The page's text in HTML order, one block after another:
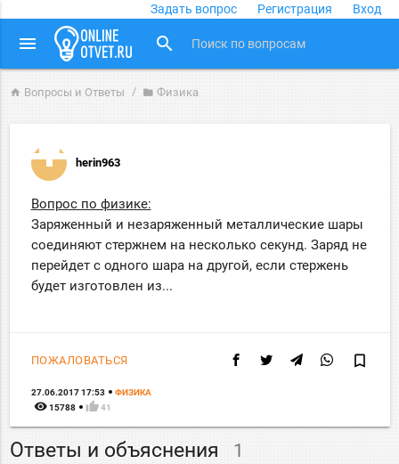
Задать вопрос Регистрация Вход
menu search
home Вопросы и Ответы folder Физика
herin963
Вопрос по физике:
Заряженный и незаряженный металлические шары
соединяют стержнем на несколько секунд. Заряд не
перейдет с одного шара на другой, если стержень
будет изготовлен из...
ПОЖАЛОВАТЬСЯ bookmark_border
27.06.2017 17:53 ФИЗИКА
remove_red_eye 15788 thumb_up 41
Ответы и объяснения 1